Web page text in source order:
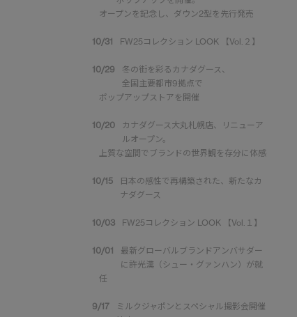
オープンを記念し、ダウン2型を先行発売
10/31 FW25コレクション LOOK 【Vol.２】
10/29
冬の街を彩るカナダグース、
全国主要都市9拠点で
ポップアップストアを開催
10/20
カナダグース大丸札幌店、リニューア
ルオープン。
上質な空間でブランドの世界観を存分に体感
10/15
日本の感性で再構築された、新たなカ
ナダグース
10/03 FW25コレクション LOOK 【Vol.１】
10/01
最新グローバルブランドアンバサダー
に許光漢（シュー・グァンハン）が就
任
9/17
ミルクジャポンとスペシャル撮影会開催